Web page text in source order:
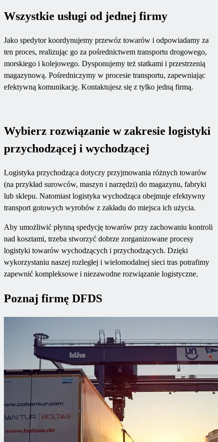
Wszystkie usługi od jednej firmy
Jako spedytor koordynujemy przewóz towarów i odpowiadamy za
ten proces, realizując go za pośrednictwem transportu drogowego,
morskiego i kolejowego. Dysponujemy też statkami i przestrzenią
magazynową. Pośredniczymy w procesie transportu, zapewniając
efektywną komunikację. Kontaktujesz się z tylko jedną firmą.
Wybierz rozwiązanie w zakresie logistyki
przychodzącej i wychodzącej
Logistyka przychodząca dotyczy przyjmowania różnych towarów
(na przykład surowców, maszyn i narzędzi) do magazynu, fabryki
lub sklepu. Natomiast logistyka wychodząca obejmuje efektywny
transport gotowych wyrobów z zakładu do miejsca ich użycia.
Aby umożliwić płynną spedycję towarów przy zachowaniu kontroli
nad kosztami, trzeba stworzyć dobrze zorganizowane procesy
logistyki towarów wychodzących i przychodzących. Dzięki
wykorzystaniu naszej rozległej i wielomodalnej sieci tras potrafimy
zapewnić kompleksowe i niezawodne rozwiązanie logistyczne.
Poznaj firmę DFDS